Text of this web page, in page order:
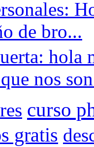
de bro...
hola
nos
curso
gratis